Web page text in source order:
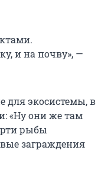
и на почву», —
для экосистемы, в
«Ну они же там
рыбы
заграждения